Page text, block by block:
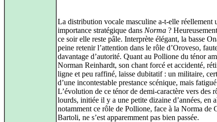
La distribution vocale masculine a-t-elle réellement
importance stratégique dans Norma ?
ce soir elle reste pâle. Interprète élégant, la basse
peine retenir l’attention dans le rôle d’Oroveso,
davantage d’autorité. Quant au Pollione du ténor
Norman Reinhardt, son chant forcé et accidenté,
ligne et peu raffiné, laisse dubitatif : un militaire,
d’une incontestable prestance scénique, mais
L’évolution de ce ténor de demi‑caractère vers des
lourds, initiée il y a une petite dizaine d’années, en
notamment ce rôle de Pollione, face à la Norma de
Bartoli, ne s’est apparemment pas bien passée.